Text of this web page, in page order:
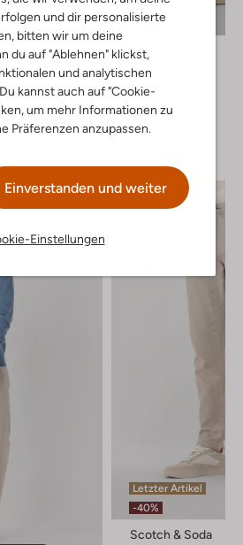
und dir personalisierte
bitten wir um deine
du auf "Ablehnen" klickst,
und analytischen
kannst auch auf "Cookie-
um mehr Informationen zu
Präferenzen anzupassen.
Einverstanden und weiter
Einstellungen
Look
Boss Orange
Chino
€ 119,99
+ mehr farben
Letzter Artikel
-40%
Scotch & Soda